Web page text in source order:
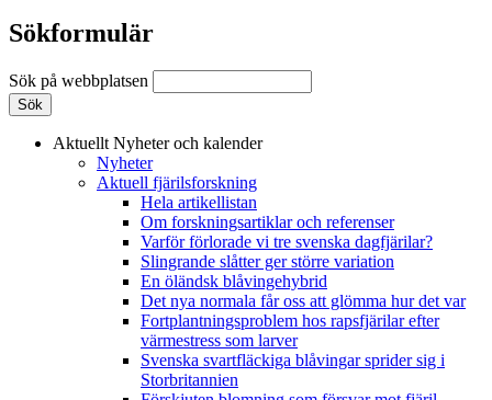
Sökformulär
Sök på webbplatsen
Aktuellt Nyheter och kalender
Nyheter
Aktuell fjärilsforskning
Hela artikellistan
Om forskningsartiklar och referenser
Varför förlorade vi tre svenska dagfjärilar?
Slingrande slåtter ger större variation
En öländsk blåvingehybrid
Det nya normala får oss att glömma hur det var
Fortplantningsproblem hos rapsfjärilar efter
värmestress som larver
Svenska svartfläckiga blåvingar sprider sig i
Storbritannien